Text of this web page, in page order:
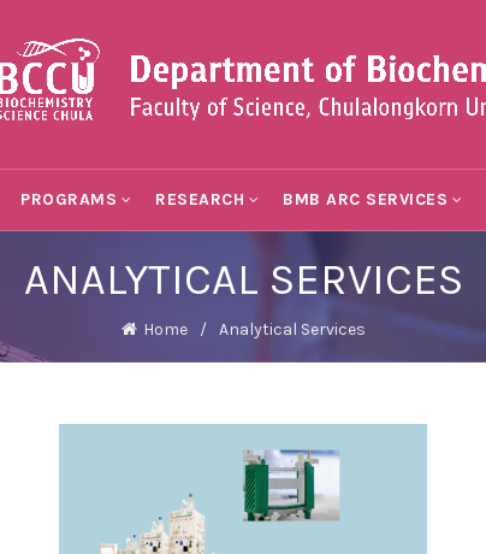
PROGRAMS RESEARCH BMB ARC SERVICES
ANALYTICAL SERVICES
Home Analytical Services